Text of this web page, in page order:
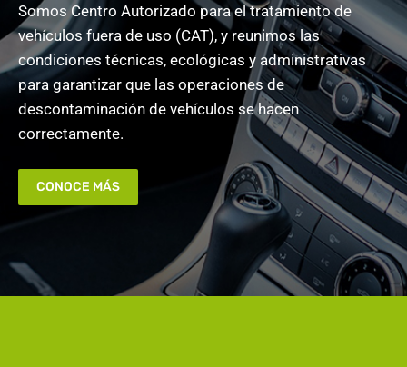
Somos Centro Autorizado para el tratamiento de
vehículos fuera de uso (CAT), y reunimos las
condiciones técnicas, ecológicas y administrativas
para garantizar que las operaciones de
descontaminación de vehículos se hacen
correctamente.
CONOCE MÁS